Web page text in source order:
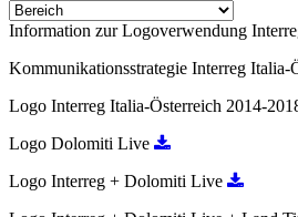
Information zur Logoverwendung
Kommunikationsstrategie Interreg Italia-
Logo Interreg Italia-Österreich 2014-
Logo Dolomiti Live
Logo Interreg + Dolomiti Live